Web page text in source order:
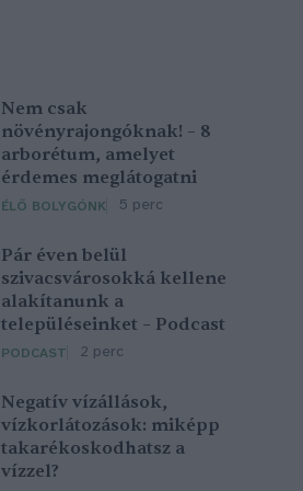
Nem csak
növényrajongóknak! – 8
arborétum, amelyet
érdemes meglátogatni
ÉLŐ BOLYGÓNK 5 perc
Pár éven belül
szivacsvárosokká kellene
alakítanunk a
településeinket – Podcast
PODCAST 2 perc
Negatív vízállások,
vízkorlátozások: miképp
takarékoskodhatsz a
vízzel?